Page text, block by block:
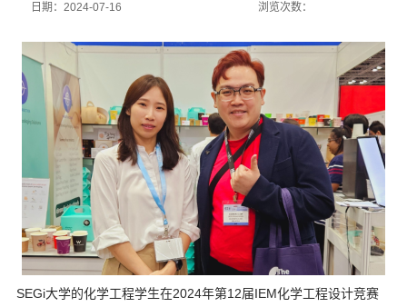
日期：2024-07-16 浏览次数：
SEGi大学的化学工程学生在2024年第12届IEM化学工程设计竞赛